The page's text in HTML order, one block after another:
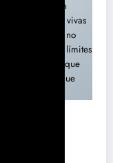
creando un
en entidades vivas
adaptación no
sortear los límites
pero lo que
poema visual que
del